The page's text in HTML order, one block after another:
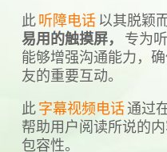
此听障电话 以其脱颖
易用的触摸屏， 专为
能够增强沟通能力，
友的重要互动。
此字幕视频电话通过
帮助用户阅读所说的
包容性。